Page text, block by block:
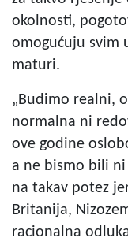
okolnosti,
omogućuju svim
maturi.
„Budimo realni,
normalna ni
ove godine
a ne bismo bili
na takav potez
Britanija,
racionalna